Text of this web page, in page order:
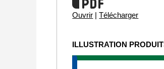
Ouvrir | Télécharger
ILLUSTRATION